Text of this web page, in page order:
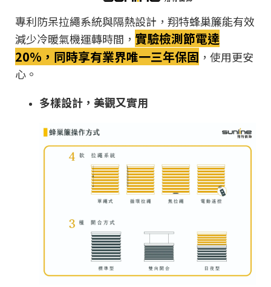
專利防呆拉繩系統與隔熱設計，翔特蜂巢簾能有效
減少冷暖氣機運轉時間， 實驗檢測節電達
20%，同時享有業界唯一三年保固 ，使用更安
心。
多樣設計，美觀又實用